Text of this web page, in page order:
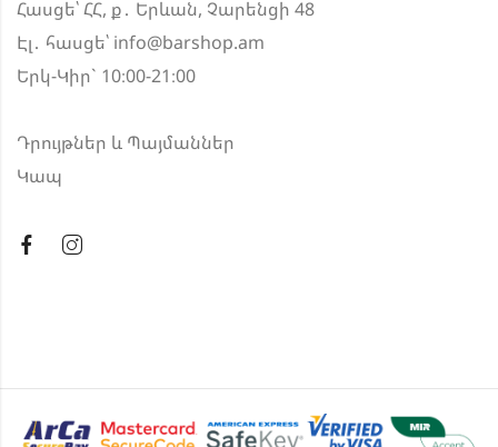
Հասցե՝ ՀՀ, ք․ Երևան, Չարենցի 48
Էլ․ հասցե՝ info@barshop.am
Երկ-Կիր` 10։00-21։00
Դրույթներ և Պայմաններ
Կապ